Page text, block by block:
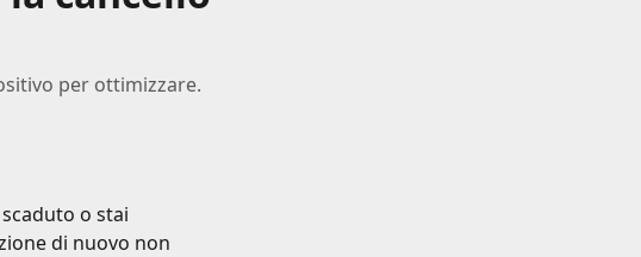
per ottimizzare.
o stai
di nuovo non